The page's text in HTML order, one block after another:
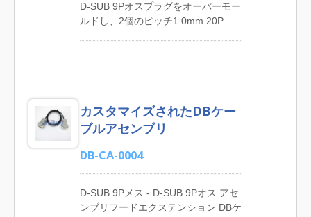
D-SUB 9Pオスプラグをオーバーモー
ルドし、2個のピッチ1.0mm 20P
センブリ、ミニDinケーブルアセンブ
リ、RCAオーディオビデオケーブル
アセンブリ、D-SUBケーブルアセン
ブリ、RJ45イーサネットケーブルア
リなど、カスタムケーブルアセンブ
リ製品の完全な選択肢をお客様に提
カスタマイズされたDBケー
ブルアセンブリ
DB-CA-0004
D-SUB 9Pメス - D-SUB 9Pオス アセ
ンブリフードエクステンション DBケ